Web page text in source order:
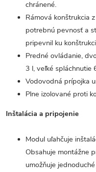
chránené.
Rámová konštrukcia
potrebnú pevnosť a
pripevnil ku
Predné ovládanie,
3 l, veľké spláchnutie
Vodovodná prípojka
Plne izolované proti
Inštalácia a pripojenie
Modul uľahčuje
Obsahuje montážne
umožňuje